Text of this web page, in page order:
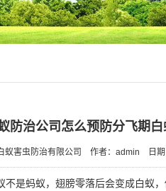
防治公司怎么预防分飞期白
蚁害虫防治有限公司 作者：admin 日
是蚂蚁，翅膀零落后会变成白蚁